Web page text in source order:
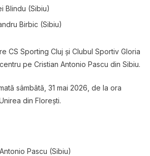
Blindu (Sibiu)
Birbic (Sibiu)
CS Sporting Cluj și Clubul Sportiv Gloria
pe Cristian Antonio Pascu din Sibiu.
sâmbătă, 31 mai 2026, de la ora
din Florești.
Pascu (Sibiu)